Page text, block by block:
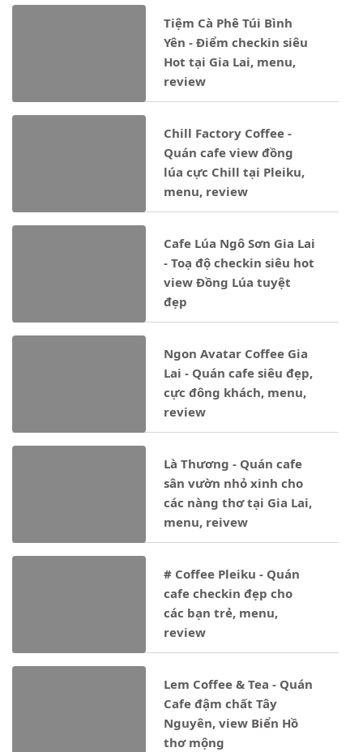
Tiệm Cà Phê Túi Bình
Yên - Điểm checkin siêu
Hot tại Gia Lai, menu,
review
Chill Factory Coffee -
Quán cafe view đồng
lúa cực Chill tại Pleiku,
menu, review
Cafe Lúa Ngô Sơn Gia Lai
- Toạ độ checkin siêu hot
view Đồng Lúa tuyệt
đẹp
Ngon Avatar Coffee Gia
Lai - Quán cafe siêu đẹp,
cực đông khách, menu,
review
Là Thương - Quán cafe
sân vườn nhỏ xinh cho
các nàng thơ tại Gia Lai,
menu, reivew
# Coffee Pleiku - Quán
cafe checkin đẹp cho
các bạn trẻ, menu,
review
Lem Coffee & Tea - Quán
Cafe đậm chất Tây
Nguyên, view Biển Hồ
thơ mộng